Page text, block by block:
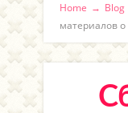
Home → Blog
материалов